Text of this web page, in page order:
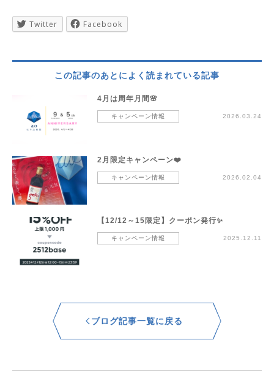
Twitter Facebook
この記事のあとによく読まれている記事
4月は周年月間🌸
キャンペーン情報 2026.03.24
2月限定キャンペーン❤️
キャンペーン情報 2026.02.04
【12/12～15限定】クーポン発行✨
キャンペーン情報 2025.12.11
ブログ記事一覧に戻る